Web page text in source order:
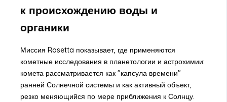
к происхождению воды и
органики
Миссия Rosetta показывает, где применяются
кометные исследования в планетологии и астрохимии:
комета рассматривается как "капсула времени"
ранней Солнечной системы и как активный объект,
резко меняющийся по мере приближения к Солнцу.